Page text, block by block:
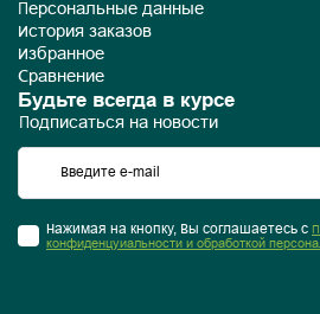
Персональные данные
История заказов
Избранное
Сравнение
Будьте всегда в курсе
Подписаться на новости
Нажимая на кнопку, Вы соглашаетесь с
конфиденцуиальности и обработкой